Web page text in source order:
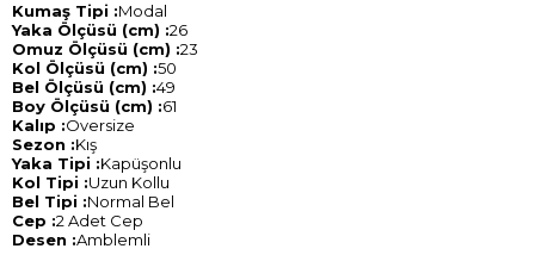
Kumaş Tipi :Modal
Yaka Ölçüsü (cm) :26
Omuz Ölçüsü (cm) :23
Kol Ölçüsü (cm) :50
Bel Ölçüsü (cm) :49
Boy Ölçüsü (cm) :61
Kalıp :Oversize
Sezon :Kış
Yaka Tipi :Kapüşonlu
Kol Tipi :Uzun Kollu
Bel Tipi :Normal Bel
Cep :2 Adet Cep
Desen :Amblemli